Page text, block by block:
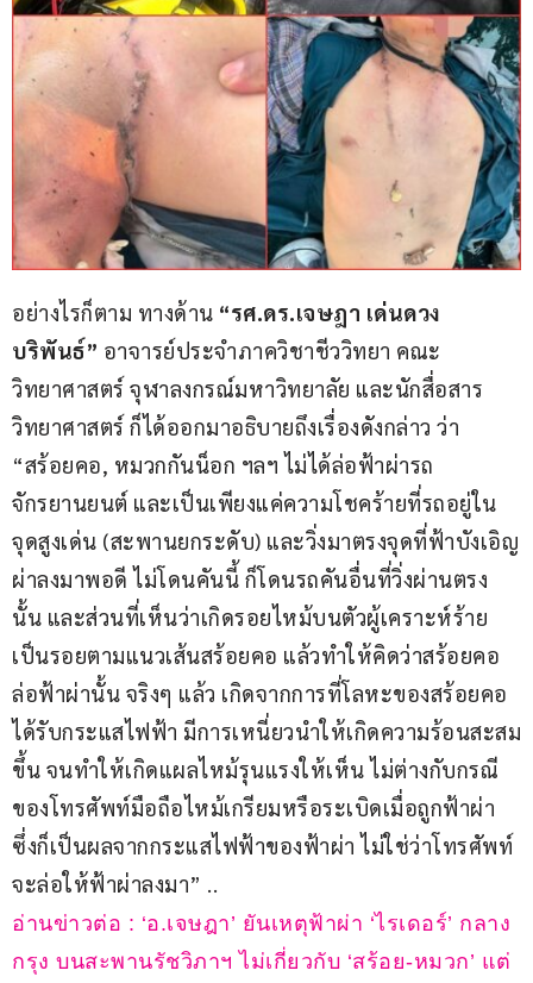
อย่างไรก็ตาม ทางด้าน “รศ.ดร.เจษฎา เด่นดวง
บริพันธ์” อาจารย์ประจำภาควิชาชีววิทยา คณะ
วิทยาศาสตร์ จุฬาลงกรณ์มหาวิทยาลัย และนักสื่อสาร
วิทยาศาสตร์ ก็ได้ออกมาอธิบายถึงเรื่องดังกล่าว ว่า
“สร้อยคอ, หมวกกันน็อก ฯลฯ ไม่ได้ล่อฟ้าผ่ารถ
จักรยานยนต์ และเป็นเพียงแค่ความโชคร้ายที่รถอยู่ใน
จุดสูงเด่น (สะพานยกระดับ) และวิ่งมาตรงจุดที่ฟ้าบังเอิญ
ผ่าลงมาพอดี ไม่โดนคันนี้ ก็โดนรถคันอื่นที่วิ่งผ่านตรง
นั้น และส่วนที่เห็นว่าเกิดรอยไหม้บนตัวผู้เคราะห์ร้าย
เป็นรอยตามแนวเส้นสร้อยคอ แล้วทำให้คิดว่าสร้อยคอ
ล่อฟ้าผ่านั้น จริงๆ แล้ว เกิดจากการที่โลหะของสร้อยคอ
ได้รับกระแสไฟฟ้า มีการเหนี่ยวนำให้เกิดความร้อนสะสม
ขึ้น จนทำให้เกิดแผลไหม้รุนแรงให้เห็น ไม่ต่างกับกรณี
ของโทรศัพท์มือถือไหม้เกรียมหรือระเบิดเมื่อถูกฟ้าผ่า
ซึ่งก็เป็นผลจากกระแสไฟฟ้าของฟ้าผ่า ไม่ใช่ว่าโทรศัพท์
จะล่อให้ฟ้าผ่าลงมา” ..
อ่านข่าวต่อ : ‘อ.เจษฎา’ ยันเหตุฟ้าผ่า ‘ไรเดอร์’ กลาง
กรุง บนสะพานรัชวิภาฯ ไม่เกี่ยวกับ ‘สร้อย-หมวก’ แต่